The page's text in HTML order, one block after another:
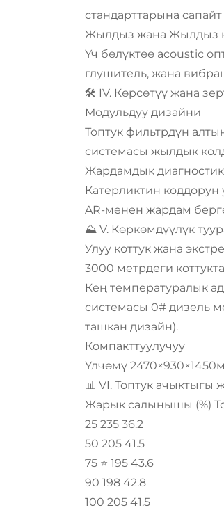
стандарттарына
Жылдыз жана Жылдыз
Үч бөлүктөө acoustic
глушитель, жана
🛠️ IV. Көрсөтүү жана
Модульдуу дизайни
Топтук фильтрдүн
системасы жылдык
Жардамдык
Катерликтин
AR-менен жардам
⛰️ V. Көркөмдүүлүк
Улуу коттук жана
3000 метрдеги
Кең температуралык
системасы 0# дизель
ташкан дизайн).
Компакттуулучуу
Үлчөмү
📊 VI. Топтук ачыктыгы
Жарык салынышы (%)
25 235 36.2
50 205 41.5
75 ⭐️ 195 43.6
90 198 42.8
100 205 41.5